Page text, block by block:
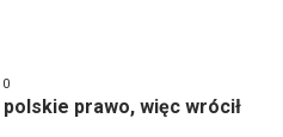
0
prawo, więc wrócił